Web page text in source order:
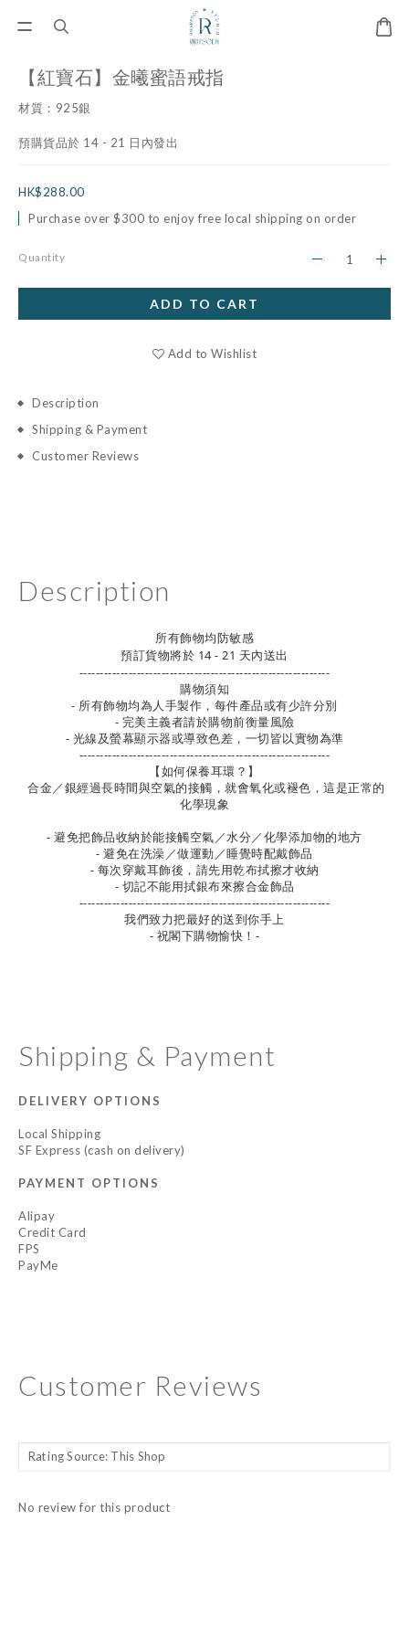
【紅寶石】金曦蜜語戒指
材質：925銀
預購貨品於 14 - 21 日內發出
HK$288.00
Purchase over $300 to enjoy free local shipping on order
Quantity
ADD TO CART
Add to Wishlist
Description
Shipping & Payment
Customer Reviews
Description
所有飾物均防敏感
預訂貨物將於 14 - 21 天內送出
-------------------------------------------------------------
購物須知
- 所有飾物均為人手製作，每件產品或有少許分別
- 完美主義者請於購物前衡量風險
- 光線及螢幕顯示器或導致色差，一切皆以實物為準
-------------------------------------------------------------
【如何保養耳環？】
合金／銀經過長時間與空氣的接觸，就會氧化或褪色，這是正常的
化學現象
- 避免把飾品收納於能接觸空氣／水分／化學添加物的地方
- 避免在洗澡／做運動／睡覺時配戴飾品
- 每次穿戴耳飾後，請先用乾布拭擦才收納
- 切記不能用拭銀布來擦合金飾品
-------------------------------------------------------------
我們致力把最好的送到你手上
- 祝閣下購物愉快！-
Shipping & Payment
DELIVERY OPTIONS
Local Shipping
SF Express (cash on delivery)
PAYMENT OPTIONS
Alipay
Credit Card
FPS
PayMe
Customer Reviews
No review for this product